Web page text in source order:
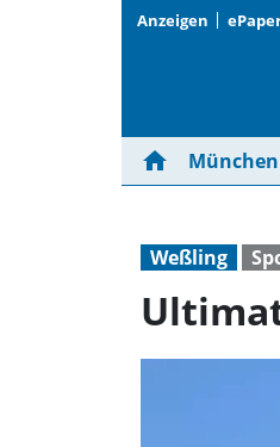
Anzeigen
home München
Weßling